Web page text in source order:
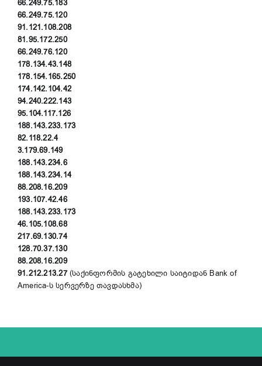
66.249.75.183
66.249.75.120
91.121.108.208
81.95.172.250
66.249.76.120
178.134.43.148
178.154.165.250
174.142.104.42
94.240.222.143
95.104.117.126
188.143.233.173
82.118.22.4
3.179.69.149
188.143.234.6
188.143.234.14
88.208.16.209
193.107.42.46
188.143.233.173
46.105.108.68
217.69.130.74
128.70.37.130
88.208.16.209
91.212.213.27(საქინფორმის გატეხილი საიტიდან Bank of
America-ს სერვერზე თავდასხმა)